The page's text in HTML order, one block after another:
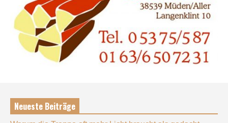
Neueste Beiträge